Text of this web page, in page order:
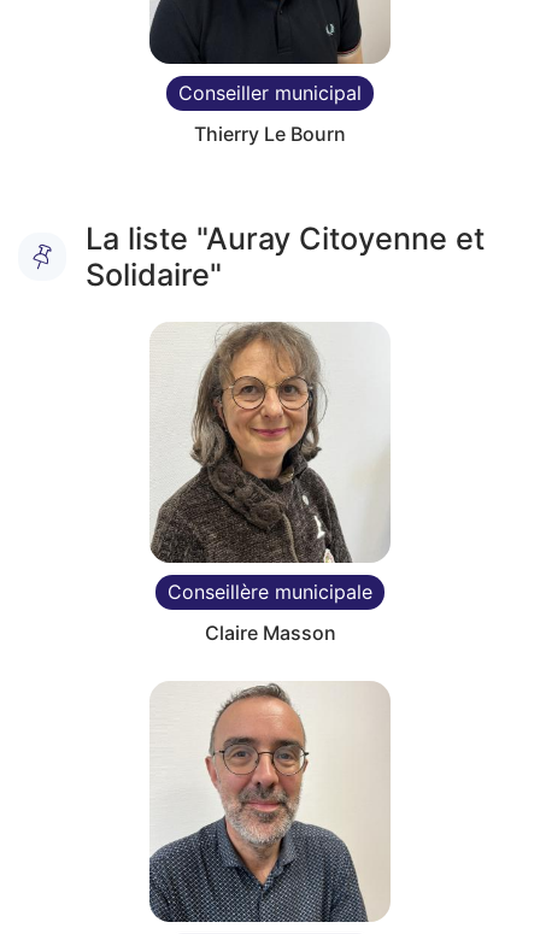
Conseiller municipal
Thierry Le Bourn
La liste "Auray Citoyenne et
Solidaire"
Cliquer pour passer La liste "Auray Citoyenne et
Conseillère municipale
Claire Masson